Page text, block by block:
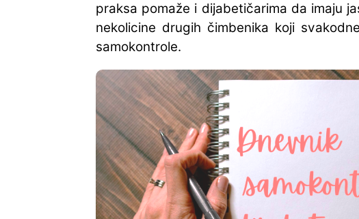
praksa pomaže i dijabetičarima da imaju
nekolicine drugih čimbenika koji
samokontrole.